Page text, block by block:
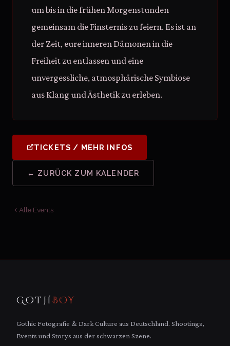
um bis in die frühen Morgenstunden
gemeinsam die Finsternis zu feiern. Es ist an
der Zeit, eure inneren Dämonen in die
Freiheit zu entlassen und eine
unvergessliche, atmosphärische Symbiose
aus Klang und Ästhetik zu erleben.
TICKETS / MEHR INFOS
← ZURÜCK ZUM KALENDER
Alle Events
GOTH BOY
Gothic Fotografie & Dark Culture aus Deutschland. Shootings,
Events und Storys aus der schwarzen Szene.